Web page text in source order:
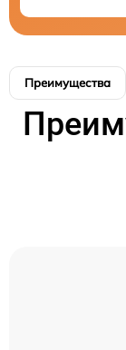
Преимущества